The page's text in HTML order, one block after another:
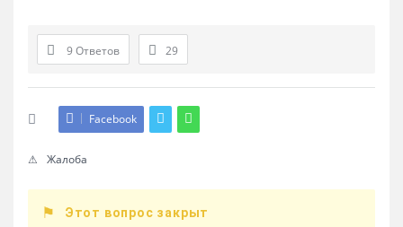
9 Ответов 29
Facebook
Жалоба
Этот вопрос закрыт